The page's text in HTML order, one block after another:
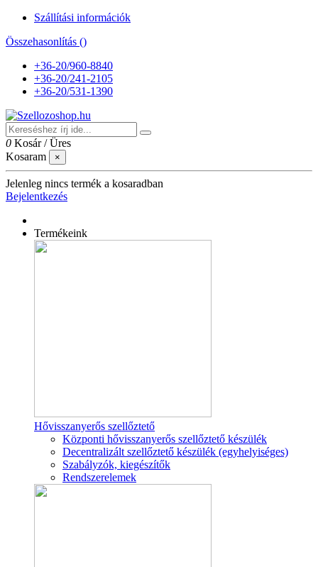
Szállítási információk
Összehasonlítás ()
+36-20/960-8840
+36-20/241-2105
+36-20/531-1390
0 Kosár /Üres
Kosaram
×
Jelenleg nincs termék a kosaradban
Bejelentkezés
Termékeink
Hővisszanyerős szellőztető
Központi hővisszanyerős szellőztető készülék
Decentralizált szellőztető készülék (egyhelyiséges)
Szabályzók, kiegészítők
Rendszerelemek